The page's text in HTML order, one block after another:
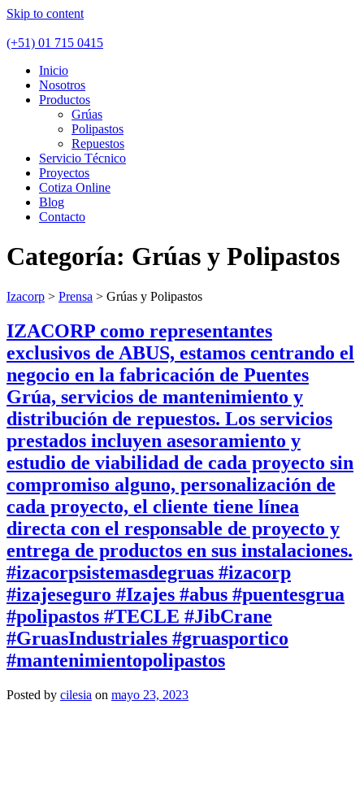
Skip to content
(+51) 01 715 0415
Inicio
Nosotros
Productos
Grúas
Polipastos
Repuestos
Servicio Técnico
Proyectos
Cotiza Online
Blog
Contacto
Categoría: Grúas y Polipastos
Izacorp > Prensa > Grúas y Polipastos
IZACORP como representantes
exclusivos de ABUS, estamos centrando el
negocio en la fabricación de Puentes
Grúa, servicios de mantenimiento y
distribución de repuestos. Los servicios
prestados incluyen asesoramiento y
estudio de viabilidad de cada proyecto sin
compromiso alguno, personalización de
cada proyecto, el cliente tiene línea
directa con el responsable de proyecto y
entrega de productos en sus instalaciones.
#izacorpsistemasdegruas #izacorp
#izajeseguro #Izajes #abus #puentesgrua
#polipastos #TECLE #JibCrane
#GruasIndustriales #gruasportico
#mantenimientopolipastos
Posted by cilesia on mayo 23, 2023